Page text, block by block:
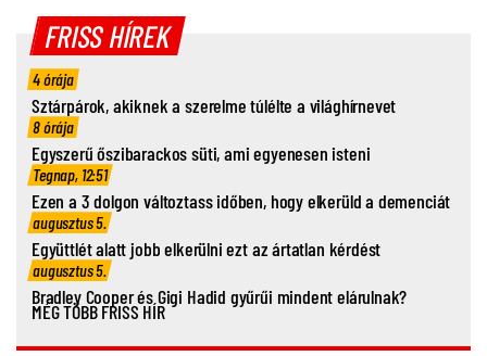
FRISS HÍREK
4 órája
Sztárpárok, akiknek a szerelme túlélte a világhírnevet
8 órája
Egyszerű őszibarackos süti, ami egyenesen isteni
Tegnap, 12:51
Ezen a 3 dolgon változtass időben, hogy elkerüld a demenciát
augusztus 5.
Együttlét alatt jobb elkerülni ezt az ártatlan kérdést
augusztus 5.
Bradley Cooper és Gigi Hadid gyűrűi mindent elárulnak?
MÉG TÖBB FRISS HÍR